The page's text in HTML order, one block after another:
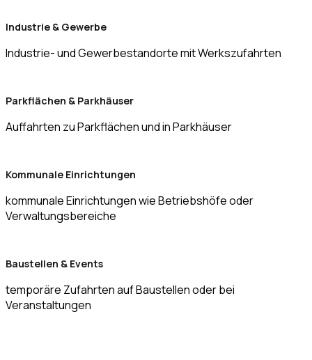
Industrie & Gewerbe
Industrie- und Gewerbestandorte mit Werkszufahrten
Parkflächen & Parkhäuser
Auffahrten zu Parkflächen und in Parkhäuser
Kommunale Einrichtungen
kommunale Einrichtungen wie Betriebshöfe oder
Verwaltungsbereiche
Baustellen & Events
temporäre Zufahrten auf Baustellen oder bei
Veranstaltungen